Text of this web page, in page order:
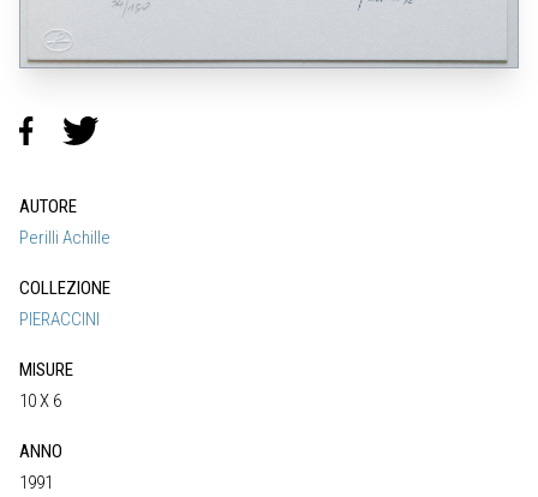
AUTORE
Perilli Achille
COLLEZIONE
PIERACCINI
MISURE
10 X 6
ANNO
1991